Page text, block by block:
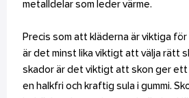
metalldelar som leder värme.
Precis som att kläderna är viktiga
är det minst lika viktigt att välja rätt
skador är det viktigt att skon ger
en halkfri och kraftig sula i gummi.